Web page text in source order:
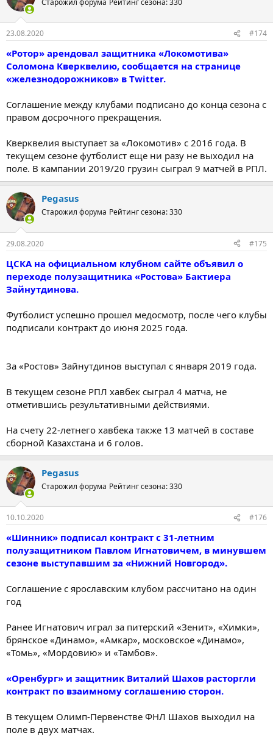
23.08.2020 #174
«Ротор» арендовал защитника «Локомотива»
Соломона Кверквелию, сообщается на странице
«железнодорожников» в Twitter.
Соглашение между клубами подписано до конца сезона с
правом досрочного прекращения.
Кверквелия выступает за «Локомотив» с 2016 года. В
текущем сезоне футболист еще ни разу не выходил на
поле. В кампании 2019/20 грузин сыграл 9 матчей в РПЛ.
Pegasus
Старожил форума Рейтинг сезона: 330
29.08.2020 #175
ЦСКА на официальном клубном сайте объявил о
переходе полузащитника «Ростова» Бактиера
Зайнутдинова.
Футболист успешно прошел медосмотр, после чего клубы
подписали контракт до июня 2025 года.
За «Ростов» Зайнутдинов выступал с января 2019 года.
В текущем сезоне РПЛ хавбек сыграл 4 матча, не
отметившись результативными действиями.
На счету 22-летнего хавбека также 13 матчей в составе
сборной Казахстана и 6 голов.
Pegasus
Старожил форума Рейтинг сезона: 330
10.10.2020 #176
«Шинник» подписал контракт с 31-летним
полузащитником Павлом Игнатовичем, в минувшем
сезоне выступавшим за «Нижний Новгород».
Соглашение c ярославским клубом рассчитано на один
год
Ранее Игнатович играл за питерский «Зенит», «Химки»,
брянское «Динамо», «Амкар», московское «Динамо»,
«Томь», «Мордовию» и «Тамбов».
«Оренбург» и защитник Виталий Шахов расторгли
контракт по взаимному соглашению сторон.
В текущем Олимп-Первенстве ФНЛ Шахов выходил на
поле в двух матчах.